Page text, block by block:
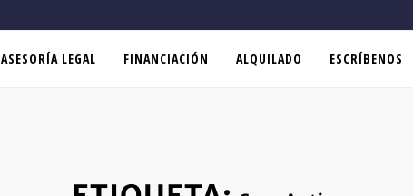
ASESORÍA LEGAL FINANCIACIÓN ALQUILADO ESCRÍBENOS